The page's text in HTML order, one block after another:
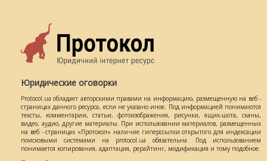
Юридические оговорки
Protocol.ua обладает авторскими правами на информацию, размещенную на веб -
страницах данного ресурса, если не указано иное. Под информацией понимаются
тексты, комментарии, статьи, фотоизображения, рисунки, ящик-шота, сканы,
видео, аудио, другие материалы. При использовании материалов, размещенных
на веб - страницах «Протокол» наличие гиперссылки открытого для индексации
поисковыми системами на protocol.ua обязательна. Под использованием
понимается копирования, адаптация, рерайтинг, модификация и тому подобное.